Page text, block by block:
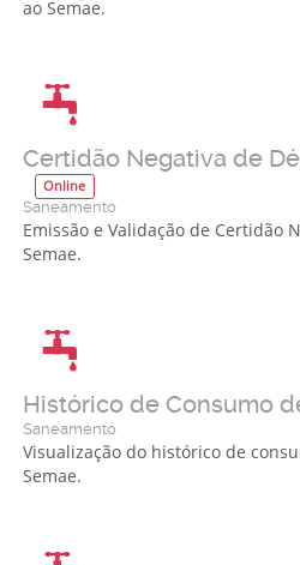
ao Semae.
Certidão Negativa de
Online
Saneamento
Emissão e Validação de Certidão
Semae.
Histórico de Consumo
Saneamento
Visualização do histórico de
Semae.